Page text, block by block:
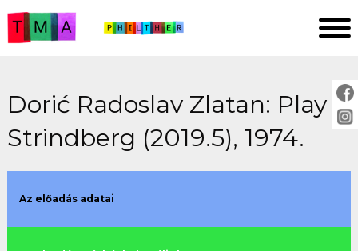
FŐOLDAL
ELEMZÉSEK
Dorić Radoslav Zlatan: Play
Strindberg (2019.5), 1974.
Az előadás adatai